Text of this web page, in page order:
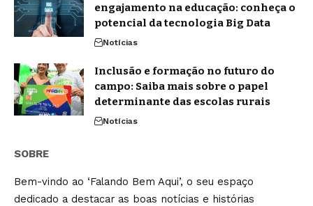
engajamento na educação: conheça o
potencial da tecnologia Big Data
Notícias
Inclusão e formação no futuro do
campo: Saiba mais sobre o papel
determinante das escolas rurais
Notícias
SOBRE
Bem-vindo ao ‘Falando Bem Aqui’, o seu espaço
dedicado a destacar as boas notícias e histórias